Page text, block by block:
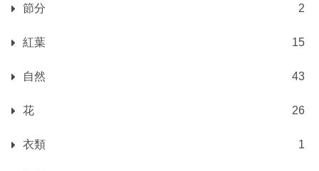
節分 2
紅葉 15
自然 43
花 26
衣類 1